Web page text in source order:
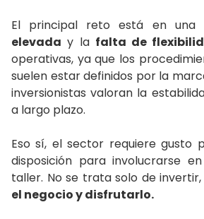
El principal reto está en una
elevada y la falta de
operativas, ya que los
suelen estar definidos por la
inversionistas valoran la
a largo plazo.
Eso sí, el sector requiere gusto
disposición para involucrarse
taller. No se trata solo de invertir,
el negocio y disfrutarlo.